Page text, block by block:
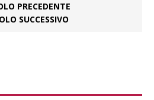
PRECEDENTE
SUCCESSIVO